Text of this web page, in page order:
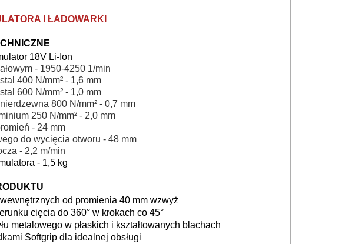
I ŁADOWARKI
18V Li-Ion
- 1950-4250 1/min
400 N/mm² - 1,6 mm
600 N/mm² - 1,0 mm
800 N/mm² - 0,7 mm
250 N/mm² - 2,0 mm
- 24mm
do wycięcia otworu - 48 mm
- 2,2 m/min
- 1,5 kg
od promienia 40 mm wzwyż
cięcia do 360° w krokach co 45°
metalowego w płaskich i kształtowanych blachach
Softgrip dla idealnej obsługi